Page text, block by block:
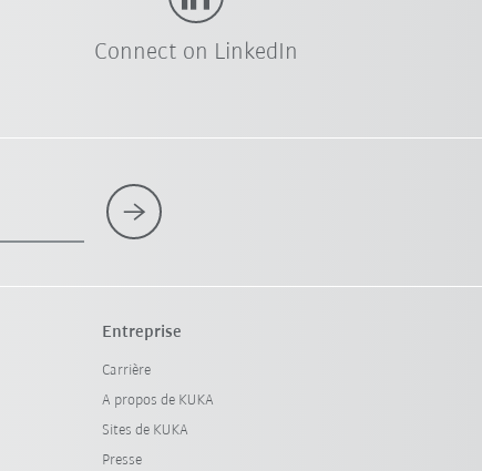
Connect on LinkedIn
Entreprise
Carrière
A propos de KUKA
Sites de KUKA
Presse